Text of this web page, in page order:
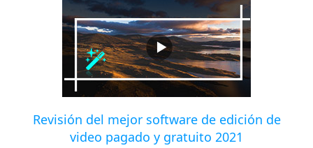
Revisión del mejor software de edición de
video pagado y gratuito 2021